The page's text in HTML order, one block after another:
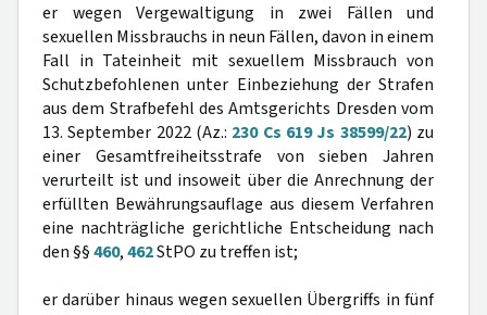
er wegen Vergewaltigung in zwei Fällen und
sexuellen Missbrauchs in neun Fällen, davon in einem
Fall in Tateinheit mit sexuellem Missbrauch von
Schutzbefohlenen unter Einbeziehung der Strafen
aus dem Strafbefehl des Amtsgerichts Dresden vom
13. September 2022 (Az.: 230 Cs 619 Js 38599/22) zu
einer Gesamtfreiheitsstrafe von sieben Jahren
verurteilt ist und insoweit über die Anrechnung der
erfüllten Bewährungsauflage aus diesem Verfahren
eine nachträgliche gerichtliche Entscheidung nach
den §§460,462StPO zu treffen ist;
er darüber hinaus wegen sexuellen Übergriffs in fünf